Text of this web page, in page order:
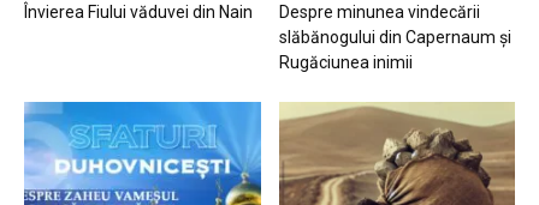
Învierea Fiului văduvei din Nain
Despre minunea vindecării
slăbănogului din Capernaum și
Rugăciunea inimii